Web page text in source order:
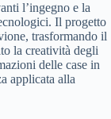
l’ingegno e la
Il progetto
trasformando il
la creatività degli
delle case in
applicata alla